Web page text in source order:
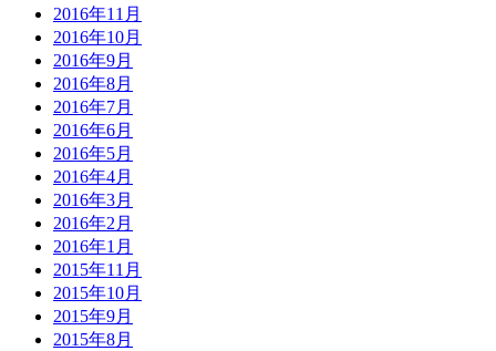
2016年11月
2016年10月
2016年9月
2016年8月
2016年7月
2016年6月
2016年5月
2016年4月
2016年3月
2016年2月
2016年1月
2015年11月
2015年10月
2015年9月
2015年8月